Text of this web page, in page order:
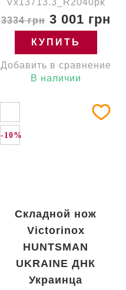
Vx13713.3_R2040pk
3334 грн3 001 грн
КУПИТЬ
Добавить в сравнение
В наличии
-10%
Складной нож
Victorinox
HUNTSMAN
UKRAINE ДНК
Украинца